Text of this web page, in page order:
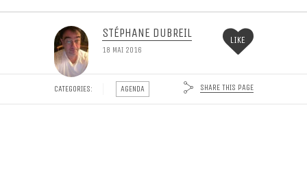
STÉPHANE DUBREIL
18 MAI 2016
LIKE
CATEGORIES: AGENDA SHARE THIS PAGE